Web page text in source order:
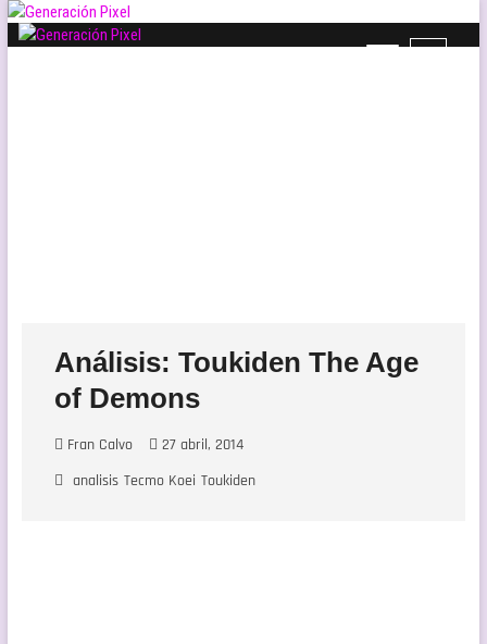
Saltar
B
Análisis: Toukiden The Age
of Demons
Fran Calvo
27 abril, 2014
analisis Tecmo Koei Toukiden